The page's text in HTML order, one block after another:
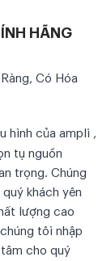
HÃNG
Có Hóa
của ampli ,
tụ nguồn
trọng. Chúng
khách yên
lượng cao
tôi nhập
cho quý